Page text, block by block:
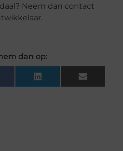
Neem dan contact
dan op:
LinkedIn Email